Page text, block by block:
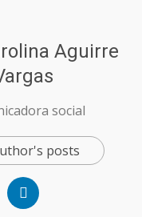
Aguirre
social
posts